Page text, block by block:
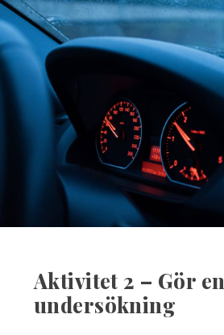
Aktivitet 2 – Gör en
undersökning